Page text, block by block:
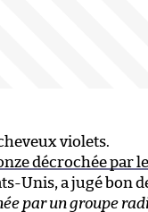
violets.
décrochée par
Unis, a jugé bon
par un groupe